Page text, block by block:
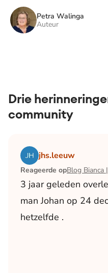
Petra Walinga
Auteur
Drie
community
jhs.leeuw
Reageerde op
3 jaar geleden
man Johan op 24
hetzelfde .
Lees het artikel Blog